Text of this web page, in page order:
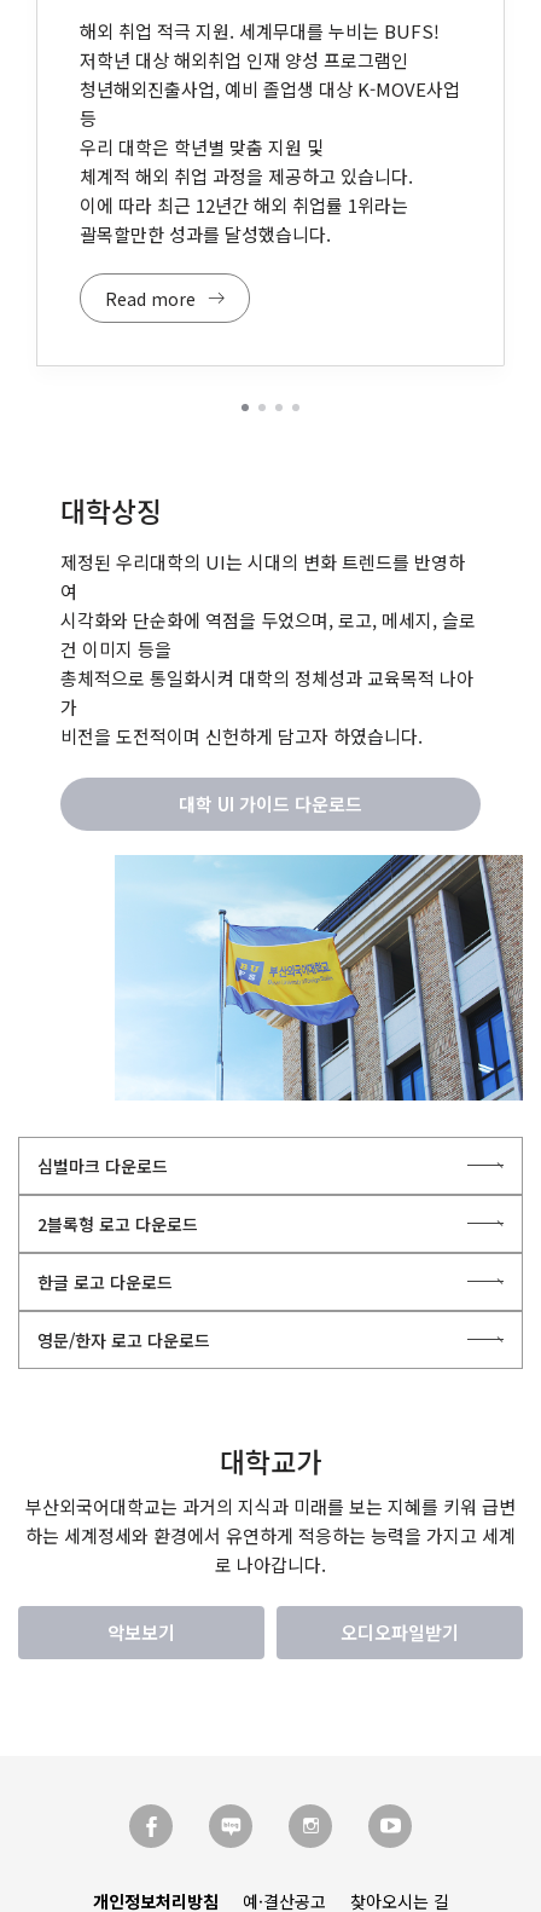
해외 취업 적극 지원. 세계무대를 누비는 BUFS!
저학년 대상 해외취업 인재 양성 프로그램인
청년해외진출사업, 예비 졸업생 대상 K-MOVE사업
등
우리 대학은 학년별 맞춤 지원 및
체계적 해외 취업 과정을 제공하고 있습니다.
이에 따라 최근 12년간 해외 취업률 1위라는
괄목할만한 성과를 달성했습니다.
Read more
대학상징
제정된 우리대학의 UI는 시대의 변화 트렌드를 반영하
여
시각화와 단순화에 역점을 두었으며, 로고, 메세지, 슬로
건 이미지 등을
총체적으로 통일화시켜 대학의 정체성과 교육목적 나아
가
비전을 도전적이며 신헌하게 담고자 하였습니다.
대학 UI 가이드 다운로드
심벌마크 다운로드
2블록형 로고 다운로드
한글 로고 다운로드
영문/한자 로고 다운로드
대학교가
부산외국어대학교는 과거의 지식과 미래를 보는 지혜를 키워 급변
하는 세계정세와 환경에서 유연하게 적응하는 능력을 가지고 세계
로 나아갑니다.
악보보기 오디오파일받기
개인정보처리방침 예·결산공고 찾아오시는 길